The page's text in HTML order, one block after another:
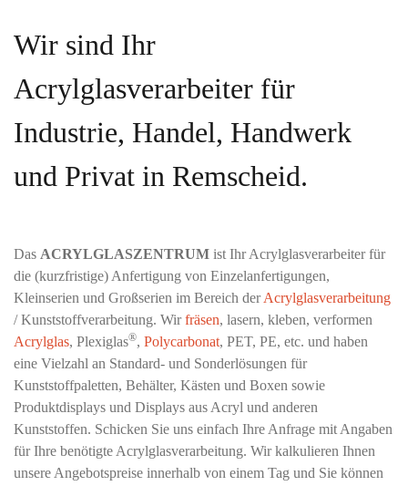
Wir sind Ihr
Acrylglasverarbeiter für
Industrie, Handel, Handwerk
und Privat in Remscheid.
Das ACRYLGLASZENTRUM ist Ihr Acrylglasverarbeiter für
die (kurzfristige) Anfertigung von Einzelanfertigungen,
Kleinserien und Großserien im Bereich derAcrylglasverarbeitung
/ Kunststoffverarbeitung. Wirfräsen, lasern, kleben, verformen
Acrylglas, Plexiglas®, Polycarbonat, PET, PE, etc. und haben
eine Vielzahl an Standard- und Sonderlösungen für
Kunststoffpaletten, Behälter, Kästen und Boxen sowie
Produktdisplays und Displays aus Acryl und anderen
Kunststoffen. Schicken Sie uns einfach Ihre Anfrage mit Angaben
für Ihre benötigte Acrylglasverarbeitung. Wir kalkulieren Ihnen
unsere Angebotspreise innerhalb von einem Tag und Sie können